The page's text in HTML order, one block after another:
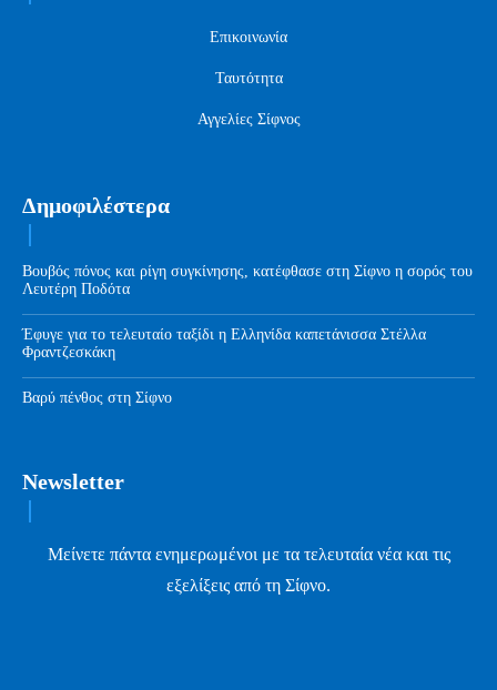
Επικοινωνία
Ταυτότητα
Αγγελίες Σίφνος
Δημοφιλέστερα
Βουβός πόνος και ρίγη συγκίνησης, κατέφθασε στη Σίφνο η σορός του
Λευτέρη Ποδότα
Έφυγε για το τελευταίο ταξίδι η Ελληνίδα καπετάνισσα Στέλλα
Φραντζεσκάκη
Βαρύ πένθος στη Σίφνο
Newsletter
Μείνετε πάντα ενημερωμένοι με τα τελευταία νέα και τις
εξελίξεις από τη Σίφνο.